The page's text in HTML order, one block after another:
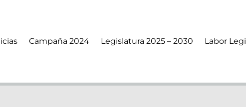
Campaña 2024 Legislatura 2025 – 2030 Labor